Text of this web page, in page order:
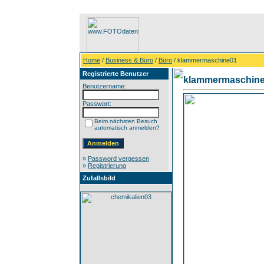
Home / Business & Büro / Büro / klammermaschine01
Registrierte Benutzer
Benutzername:
Passwort:
Beim nächsten Besuch
automatisch anmelden?
» Password vergessen
» Registrierung
Zufallsbild